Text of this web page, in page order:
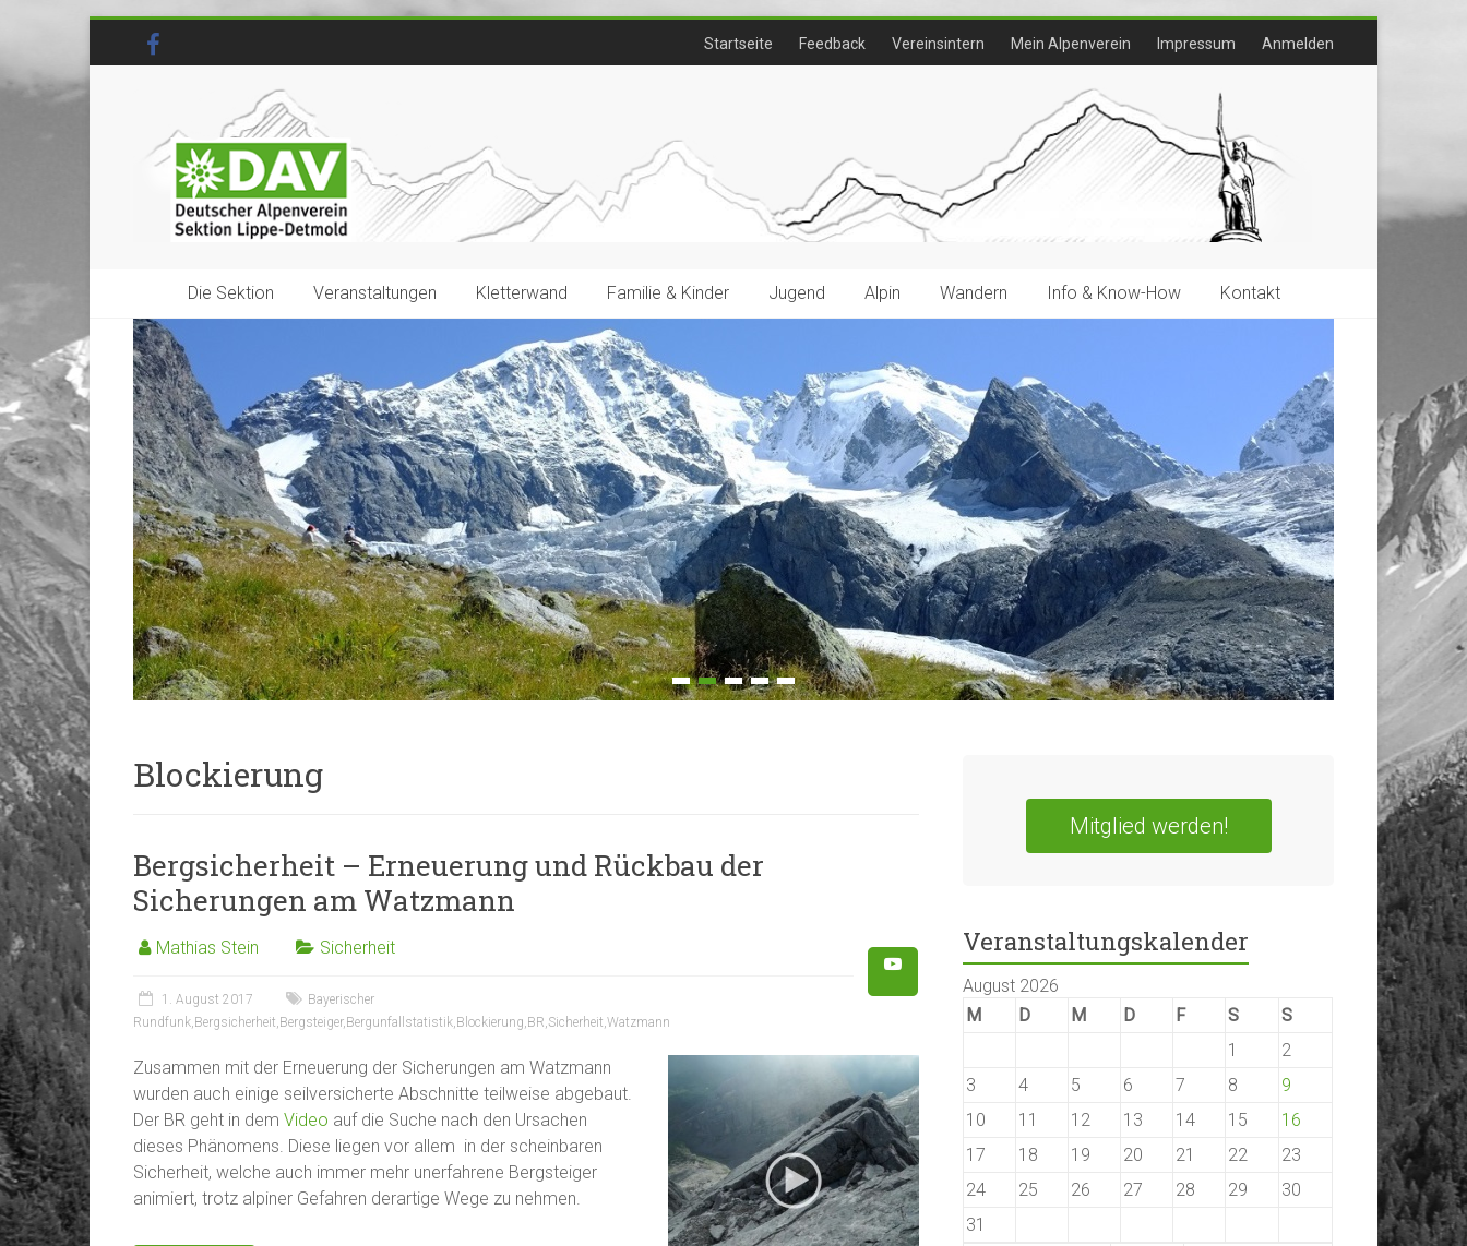
Startseite Feedback Vereinsintern Mein Alpenverein Impressum Anmelden
Die Sektion Veranstaltungen Kletterwand Familie & Kinder Jugend Alpin Wandern Info & Know-How Kontakt
Blockierung
Bergsicherheit – Erneuerung und Rückbau der
Sicherungen am Watzmann
Mathias Stein Sicherheit
1. August 2017
Bayerischer
Rundfunk, Bergsicherheit, Bergsteiger, Bergunfallstatistik, Blockierung, BR,Sicherheit,Watzmann
Zusammen mit der Erneuerung der Sicherungen am Watzmann
wurden auch einige seilversicherte Abschnitte teilweise abgebaut.
Der BR geht in dem Video auf die Suche nach den Ursachen
dieses Phänomens. Diese liegen vor allem in der scheinbaren
Sicherheit, welche auch immer mehr unerfahrene Bergsteiger
animiert, trotz alpiner Gefahren derartige Wege zu nehmen.
Mitglied werden!
Veranstaltungskalender
August 2026
M
D M D F S
S
1
2
3
4 5 6 7 8
9
10
11 12 13 14 15
16
17
18 19 20 21 22
23
24
25 26 27 28 29
30
31